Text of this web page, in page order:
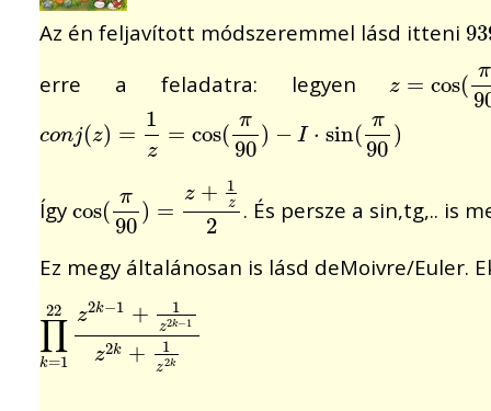
Az én feljavított módszeremmel lásd itteni
erre a feladatra: legyenz = cos( π
z=cos(π90
conj(z) =
1
z
= cos( π
90
) − I ⋅ sin( π
90
)
conj(z)= 1z =cos( π90)−I⋅sin(π90 )
Így cos( π
90
) =
z + 1
z
2
cos(π90 =z +1z2 . És persze a sin,tg,.. is
Ez megy általánosan is lásd deMoivre/Euler.
∏
k=1
22 z2k−1 + 1
z2k−1
z2k + 1
z2k
=122z2k−1+1z